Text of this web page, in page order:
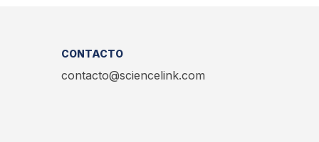
CONTACTO
contacto@sciencelink.com